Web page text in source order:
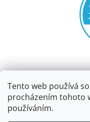
Tento web používá
procházením tohoto
používáním.